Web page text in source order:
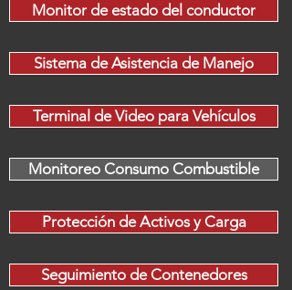
Monitor de estado del conductor
Sistema de Asistencia de Manejo
Terminal de Video para Vehículos
Monitoreo Consumo Combustible
Protección de Activos y Carga
Seguimiento de Contenedores